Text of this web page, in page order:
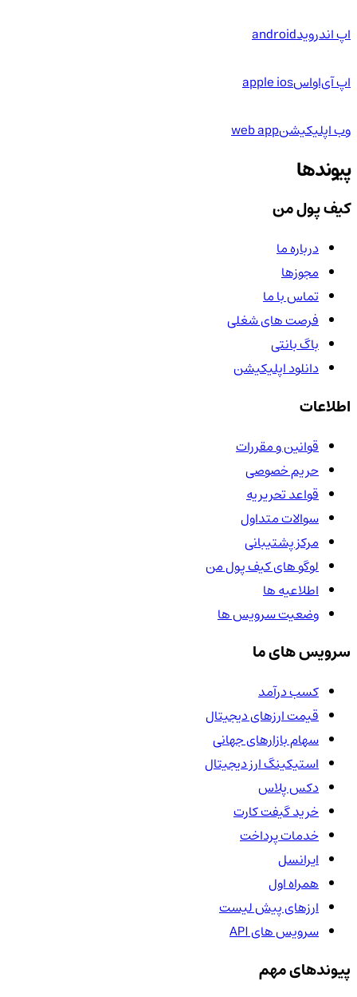
اپ اندرویدandroid
اپ آی‌او‌اسapple ios
وب اپلیکیشنweb app
پیوندها
کیف پول من
درباره ما
مجوزها
تماس با ما
فرصت های شغلی
باگ بانتی
دانلود اپلیکیشن
اطلاعات
قوانین و مقررات
حریم خصوصی
قواعد تحریریه
سوالات متداول
مرکز پشتیبانی
لوگو های کیف پول من
اطلاعیه ها
وضعیت سرویس ها
سرویس های ما
کسب درآمد
قیمت ارزهای دیجیتال
سهام بازارهای جهانی
استیکینگ ارز دیجیتال
دکس پلاس
خرید گیفت کارت
خدمات پرداخت
ایرانسل
همراه اول
ارزهای پیش لیست
سرویس های API
پیوندهای مهم